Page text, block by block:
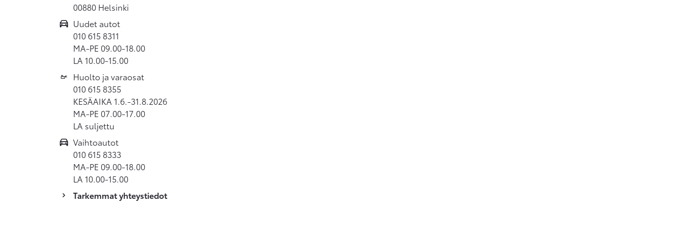
00880 Helsinki
Uudet autot
010 615 8311
MA-PE 09.00-18.00
LA 10.00-15.00
Huolto ja varaosat
010 615 8355
KESÄAIKA 1.6.-31.8.2026
MA-PE 07.00-17.00
LA suljettu
Vaihtoautot
010 615 8333
MA-PE 09.00-18.00
LA 10.00-15.00
Tarkemmat yhteystiedot